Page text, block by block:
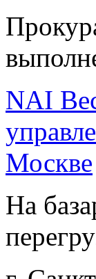
NAI
Москве
На